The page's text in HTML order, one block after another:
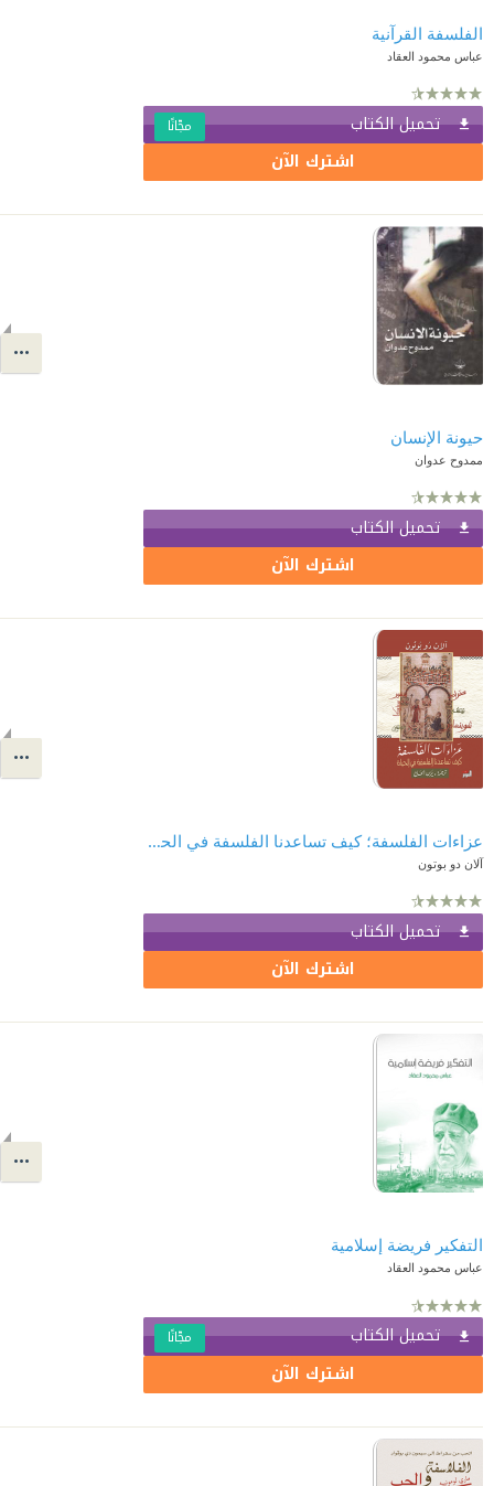
الفلسفة القرآنية
عباس محمود العقاد
تحميل الكتاب مجّانًا
اشترك الآن
حيونة الإنسان
ممدوح عدوان
تحميل الكتاب
اشترك الآن
عزاءات الفلسفة؛ كيف تساعدنا الفلسفة في الحياة
آلان دو بوتون
تحميل الكتاب
اشترك الآن
التفكير فريضة إسلامية
عباس محمود العقاد
تحميل الكتاب مجّانًا
اشترك الآن